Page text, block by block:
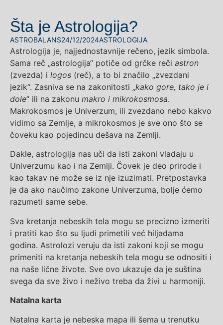
Šta je Astrologija?
ASTROBALANS24/12/2024ASTROLOGIJA
Astrologija je, najjednostavnije rečeno, jezik simbola.
Sama reč „astrologija“ potiče od grčke reči astron
(zvezda) i logos (reč), a to bi značilo „zvezdani
jezik“. Zasniva se na zakonitosti „kako gore, tako je i
dole“ ili na zakonu makro i mikrokosmosa.
Makrokosmos je Univerzum, ili zvezdano nebo kakvo
vidimo sa Zemlje, a mikrokosmos je sve ono što se
čoveku kao pojedincu dešava na Zemlji.
Dakle, astrologija nas uči da isti zakoni vladaju u
Univerzumu kao i na Zemlji. Čovek je deo prirode i
kao takav ne može se iz nje izuzimati. Pretpostavka
je da ako naučimo zakone Univerzuma, bolje ćemo
razumeti same sebe.
Sva kretanja nebeskih tela mogu se precizno izmeriti
i pratiti kao što su ljudi primetili već hiljadama
godina. Astrolozi veruju da isti zakoni koji se mogu
primeniti na kretanja nebeskih tela mogu se odnositi i
na naše lične živote. Sve ovo ukazuje da je suština
svega da sve živo i neživo treba da živi u harmoniji.
Natalna karta
Natalna karta je nebeska mapa ili šema u trenutku